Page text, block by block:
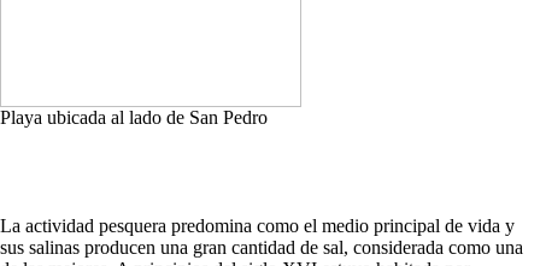
Playa ubicada al lado de San Pedro
La actividad pesquera predomina como el medio principal de vida y
sus salinas producen una gran cantidad de sal, considerada como una